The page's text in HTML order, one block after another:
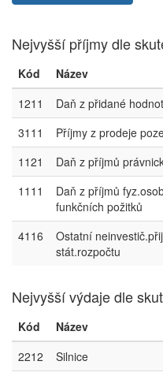
Nejvyšší příjmy dle
Kód Název
1211
Daň z přidané
3111
Příjmy z prodeje
1121
Daň z příjmů
1111
Daň z příjmů
funkčních požitků
4116
Ostatní
stát.rozpočtu
Nejvyšší výdaje dle
Kód Název
2212
Silnice